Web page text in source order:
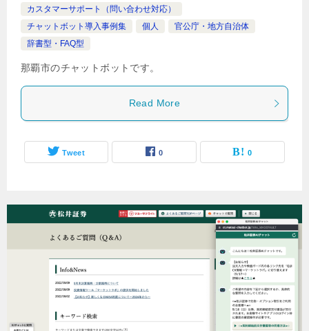
カスタマーサポート（問い合わせ対応）
チャットボット導入事例集
個人
官公庁・地方自治体
辞書型・FAQ型
那覇市のチャットボットです。
Read More
Tweet 0 0